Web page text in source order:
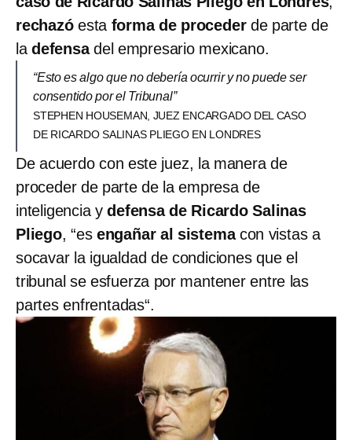
rechazó esta forma de procederde parte de
la defensadel empresario mexicano.
“Esto es algo que no debería ocurrir y no puede ser
consentido por el Tribunal”
STEPHEN HOUSEMAN, JUEZ ENCARGADO DEL CASO
DE RICARDO SALINAS PLIEGO EN LONDRES
De acuerdo con este juez, la manera de
proceder de parte de la empresa de
inteligencia ydefensa de Ricardo Salinas
Pliego, “es engañar al sistemacon vistas a
socavar la igualdad de condiciones que el
tribunal se esfuerza por mantener entre las
partes enfrentadas“.